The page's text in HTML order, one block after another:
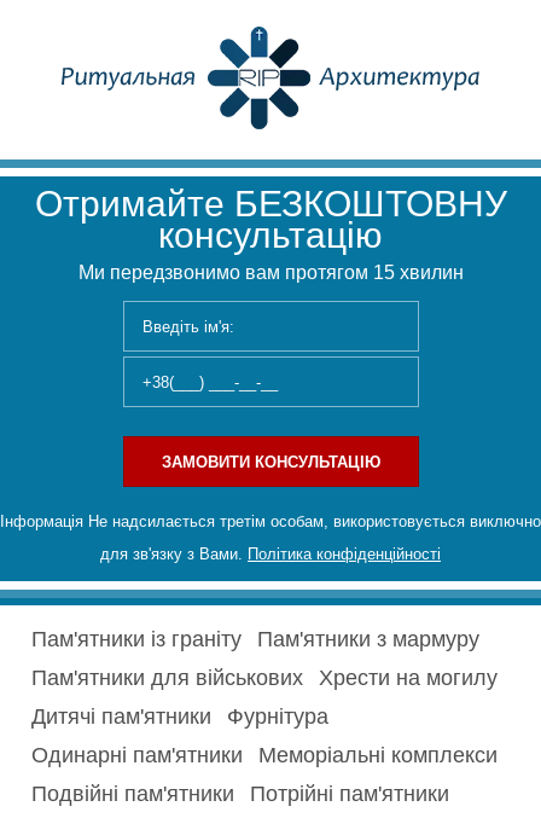
Отримайте БЕЗКОШТОВНУ
консультацію
Ми передзвонимо вам протягом 15 хвилин
ЗАМОВИТИ КОНСУЛЬТАЦІЮ
Інформація Не надсилається третім особам, використовується виключно
для зв'язку з Вами. Політика конфіденційності
Пам'ятники із граніту
Пам'ятники з мармуру
Пам'ятники для військових
Хрести на могилу
Дитячі пам'ятники
Фурнітура
Одинарні пам'ятники
Меморіальні комплекси
Подвійні пам'ятники
Потрійні пам'ятники